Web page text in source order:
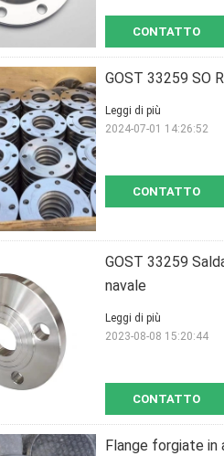
CONTATTO
GOST 33259 SO
CONTATTO
Leggi di più
2024-07-01 14:26:52
GOST 33259
navale
CONTATTO
Leggi di più
2023-08-08 15:20:44
Flange forgiate in